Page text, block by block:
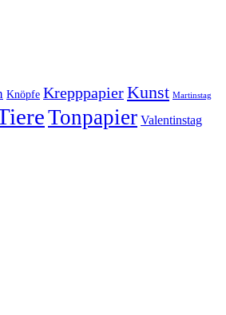
Knöpfe KrepppapierKunst Martinstag
Tonpapier Valentinstag